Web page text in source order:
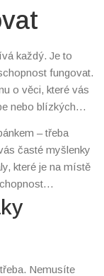
každý. Je to
fungovat.
o věci, které vás
nebo blízkých
– třeba
časté myšlenky
které je na místě
příčiny. Někteří
hlavy či za
Nemusíte